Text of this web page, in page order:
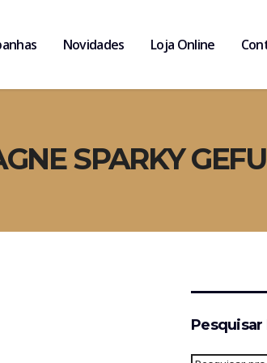
Novidades Loja Online
SPARKY GEFU